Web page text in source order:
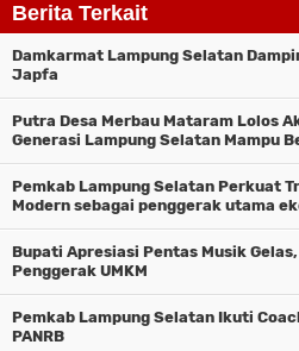
Berita Terkait
Damkarmat Lampung Selatan
Japfa
Putra Desa Merbau Mataram Lolos
Generasi Lampung Selatan Mampu
Pemkab Lampung Selatan Perkuat
Modern sebagai penggerak utama
Bupati Apresiasi Pentas Musik
Penggerak UMKM
Pemkab Lampung Selatan Ikuti
PANRB